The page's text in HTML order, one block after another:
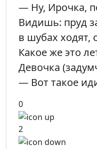
— Ну, Ирочка,
Видишь: пруд
в шубах ходят,
Какое же это
Девочка
— Вот такое
0
2